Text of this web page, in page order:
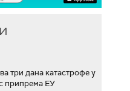
три дана катастрофе у
припрема ЕУ